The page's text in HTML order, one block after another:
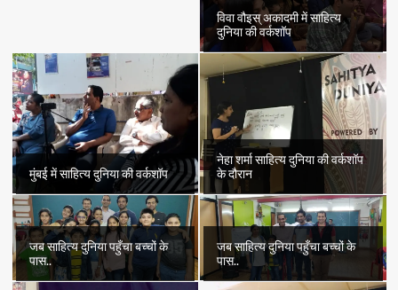
विवा वौइस् अकादमी में साहित्य
दुनिया की वर्कशॉप
मुंबई में साहित्य दुनिया की वर्कशॉप
नेहा शर्मा साहित्य दुनिया की वर्कशॉप
के दौरान
जब साहित्य दुनिया पहुँचा बच्चों के
पास..
जब साहित्य दुनिया पहुँचा बच्चों के
पास..